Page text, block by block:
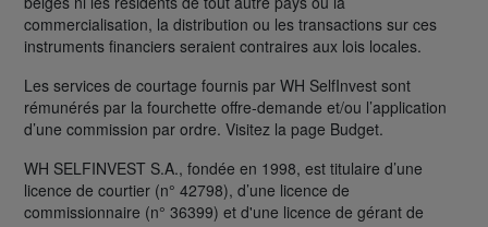
commercialisation, la distribution ou les transactions sur ces
instruments financiers seraient contraires aux lois locales.
Les services de courtage fournis par WH SelfInvest sont
rémunérés par la fourchette offre-demande et/ou l’application
d’une commission par ordre. Visitez la page Budget.
WH SELFINVEST S.A., fondée en 1998, est titulaire d’une
licence de courtier (n° 42798), d’une licence de
commissionnaire (n° 36399) et d'une licence de gérant de